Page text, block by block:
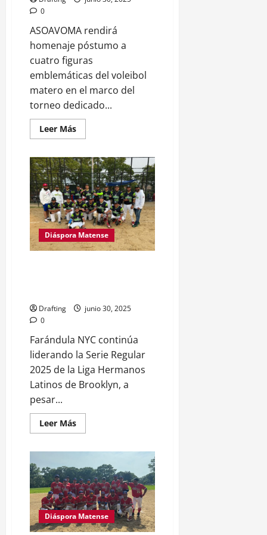
0
ASOAVOMA rendirá
homenaje póstumo a
cuatro figuras
emblemáticas del voleibol
matero en el marco del
torneo dedicado...
Leer MásLeer
más
San
José
de
las
Matas
Celebra
Legado
de
Glorias
del
Voleibol
en
Diáspora Matense
Drafting
junio 30, 2025
0
Farándula NYC continúa
liderando la Serie Regular
2025 de la Liga Hermanos
Latinos de Brooklyn, a
pesar...
Leer MásLeer
más
de
honores
mantiene
a
la
Farándula
NYC
en
la
Diáspora Matense